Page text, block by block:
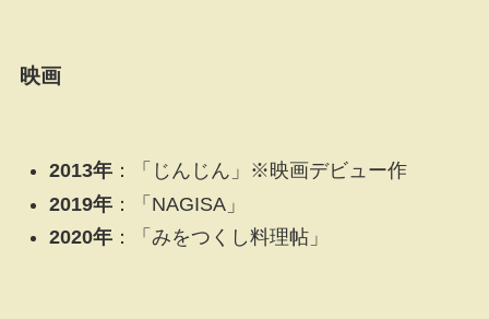
映画
2013年：「じんじん」※映画デビュー作
2019年：「NAGISA」
2020年：「みをつくし料理帖」